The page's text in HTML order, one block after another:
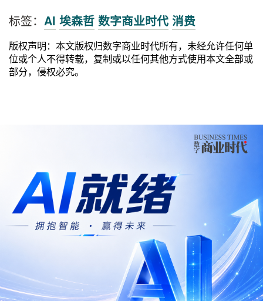
标签： AI 埃森哲 数字商业时代 消费
版权声明：本文版权归数字商业时代所有，未经允许任何单
位或个人不得转载，复制或以任何其他方式使用本文全部或
部分，侵权必究。